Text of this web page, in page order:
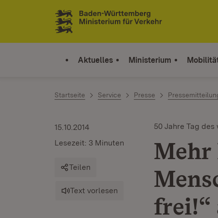
Zum Inhalt springen
Link zur Startseite
Aktuelles Ministerium
Startseite Service Presse
50 Jahre Tag
Mehr
frei!“
15.10.2014
Lesezeit: 3 Minuten
Teilen
Text vorlesen